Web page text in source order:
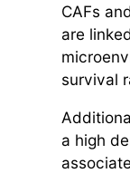
CAFs
are
survival
a high